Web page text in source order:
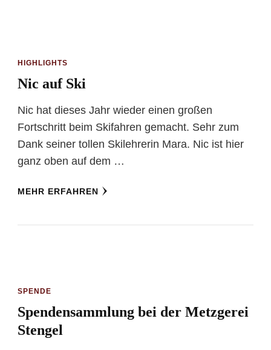
HIGHLIGHTS
Nic auf Ski
Nic hat dieses Jahr wieder einen großen
Fortschritt beim Skifahren gemacht. Sehr zum
Dank seiner tollen Skilehrerin Mara. Nic ist hier
ganz oben auf dem …
MEHR ERFAHREN
SPENDE
Spendensammlung bei der Metzgerei
Stengel